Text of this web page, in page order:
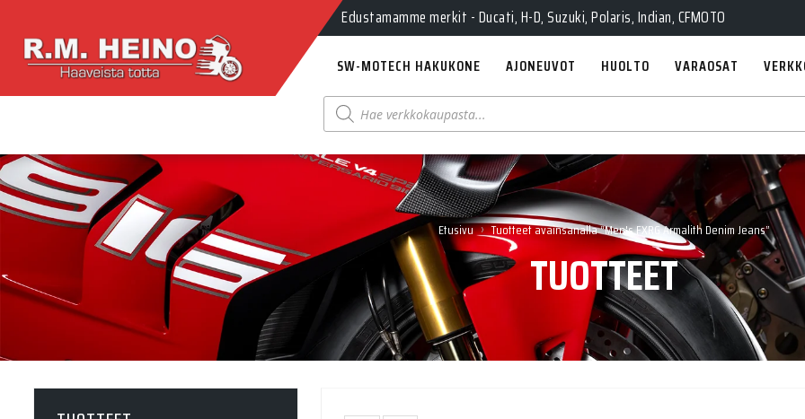
Edustamamme merkit - Ducati, H-D, Suzuki, Polaris, Indian, CFMOTO
SW-MOTECH HAKUKONE AJONEUVOT HUOLTO VARAOSAT
Products
search
Etusivu › Tuotteet avainsanalla “Men's FXRG Armalith Denim Jeans”
TUOTTEET